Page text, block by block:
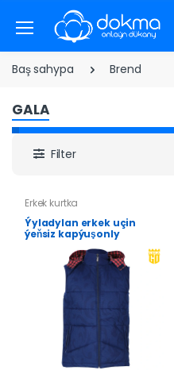
Baş sahypa Brend
GALA
Filter
Erkek kurtka
Ýyladylan erkek uçin
ýeňsiz kapýuşonly